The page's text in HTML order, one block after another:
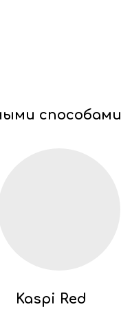
Kaspi Red
способами